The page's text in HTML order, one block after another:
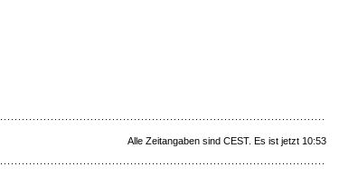
Alle Zeitangaben sind CEST. Es ist jetzt 10:53